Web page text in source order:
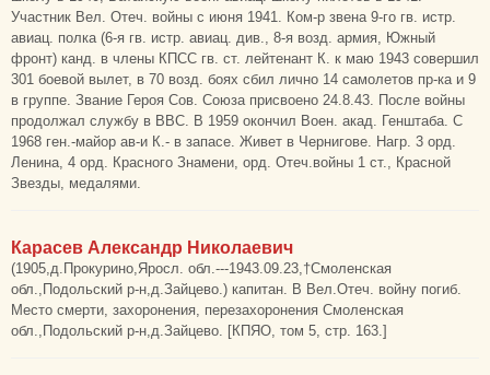
Участник Вел. Отеч. войны с июня 1941. Ком-р звена 9-го гв. истр.
авиац. полка (6-я гв. истр. авиац. див., 8-я возд. армия, Южный
фронт) канд. в члены КПСС гв. ст. лейтенант К. к маю 1943 совершил
301 боевой вылет, в 70 возд. боях сбил лично 14 самолетов пр-ка и 9
в группе. Звание Героя Сов. Союза присвоено 24.8.43. После войны
продолжал службу в ВВС. В 1959 окончил Воен. акад. Генштаба. С
1968 ген.-майор ав-и К.- в запасе. Живет в Чернигове. Нагр. 3 орд.
Ленина, 4 орд. Красного Знамени, орд. Отеч.войны 1 ст., Красной
Звезды, медалями.
Карасев Александр Николаевич
(1905,д.Прокурино,Яросл. обл.---1943.09.23,†Смоленская
обл.,Подольский р-н,д.Зайцево.) капитан. В Вел.Отеч. войну погиб.
Место смерти, захоронения, перезахоронения Смоленская
обл.,Подольский р-н,д.Зайцево. [КПЯО, том 5, стр. 163.]